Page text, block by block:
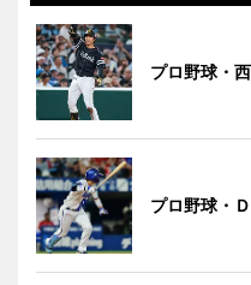
プロ野球・
プロ野球・